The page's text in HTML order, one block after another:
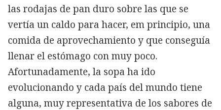
Copiar
las rodajas de pan duro sobre las que se
vertía un caldo para hacer, em principio, una
comida de aprovechamiento y que conseguía
llenar el estómago con muy poco.
Afortunadamente, la sopa ha ido
evolucionando y cada país del mundo tiene
alguna, muy representativa de los sabores de